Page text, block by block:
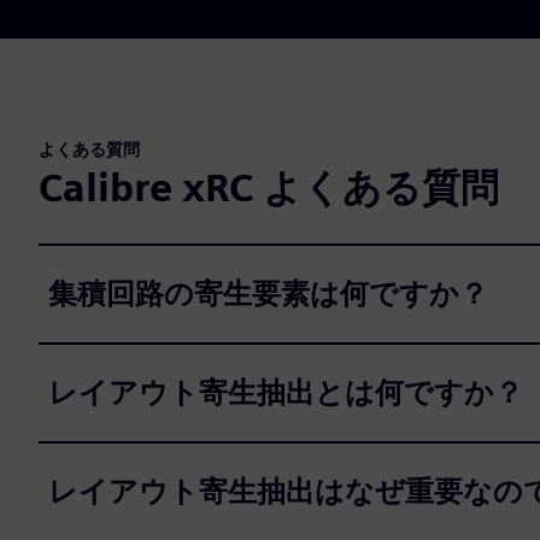
よくある質問
Calibre xRC よくある質問
集積回路の寄生要素は何ですか？
レイアウト寄生抽出とは何ですか？
レイアウト寄生抽出はなぜ重要なの